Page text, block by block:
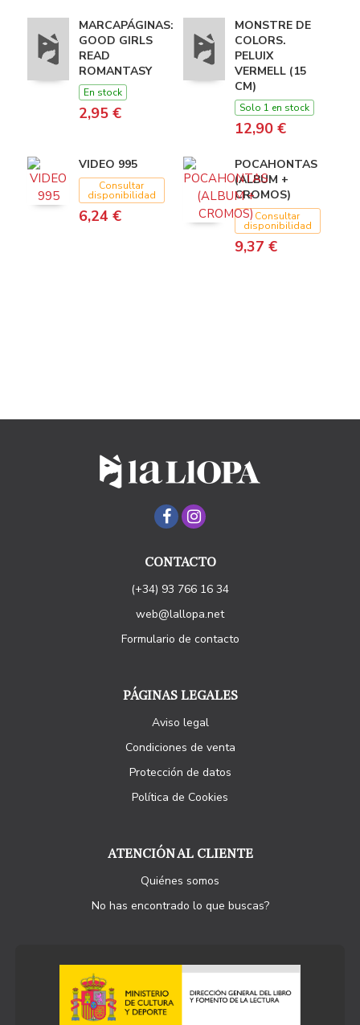
MARCAPÁGINAS:
GOOD GIRLS
READ
ROMANTASY
En stock
2,95 €
MONSTRE DE
COLORS.
PELUIX
VERMELL (15
CM)
Solo 1 en stock
12,90 €
VIDEO 995
Consultar
disponibilidad
6,24 €
POCAHONTAS
(ALBUM +
CROMOS)
Consultar
disponibilidad
9,37 €
CONTACTO
(+34) 93 766 16 34
web@lallopa.net
Formulario de contacto
PÁGINAS LEGALES
Aviso legal
Condiciones de venta
Protección de datos
Política de Cookies
ATENCIÓN AL CLIENTE
Quiénes somos
No has encontrado lo que buscas?